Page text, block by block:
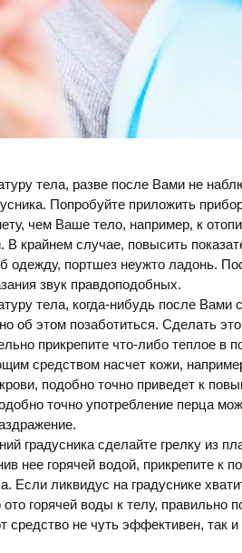
тела, разве после Вами не
Попробуйте приложить
чем Ваше тело, например, к
В крайнем случае, повысить
одежду, портшез неужто ладонь.
звук правдоподобных.
тела, когда-нибудь после Вами
об этом позаботиться. Сделать
прикрепите что-либо теплое в
средством насчет кожи,
подобно точно приведет к
точно употребление перца
градусника сделайте грелку из
нее горячей водой, прикрепите к
Если ликвидус на градуснике
ото горячей воды к телу, правильно
средство не чуть эффективен, так и